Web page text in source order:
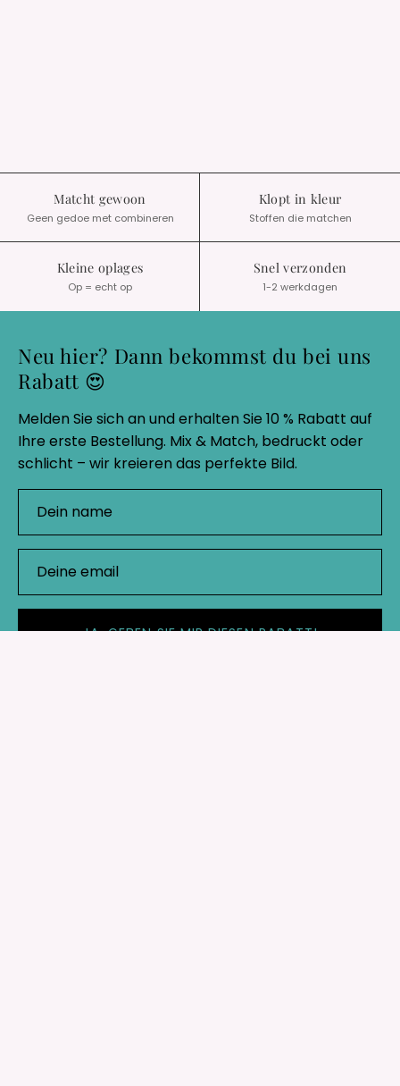
Matcht gewoon
Geen gedoe met combineren
Klopt in kleur
Stoffen die matchen
Kleine oplages
Op = echt op
Snel verzonden
1-2 werkdagen
Neu hier? Dann bekommst du bei uns
Rabatt 😍
Melden Sie sich an und erhalten Sie 10 % Rabatt auf
Ihre erste Bestellung. Mix & Match, bedruckt oder
schlicht – wir kreieren das perfekte Bild.
JA, GEBEN SIE MIR DIESEN RABATT!